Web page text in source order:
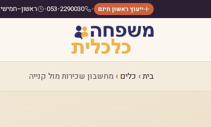
ייעוץ ראשון חינם •
053-2290030
• ראשון–חמישי
בית› כלים › מחשבון שכירות מול קנייה